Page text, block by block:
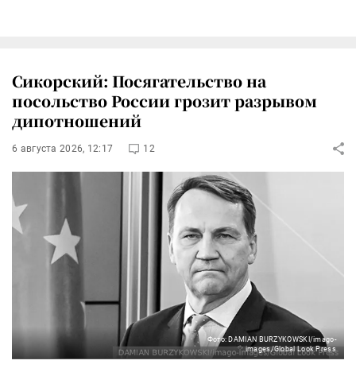
Сикорский: Посягательство на
посольство России грозит разрывом
дипотношений
6 августа 2026, 12:17 12
Фото: DAMIAN BURZYKOWSKI/imago-
images/Global Look Press